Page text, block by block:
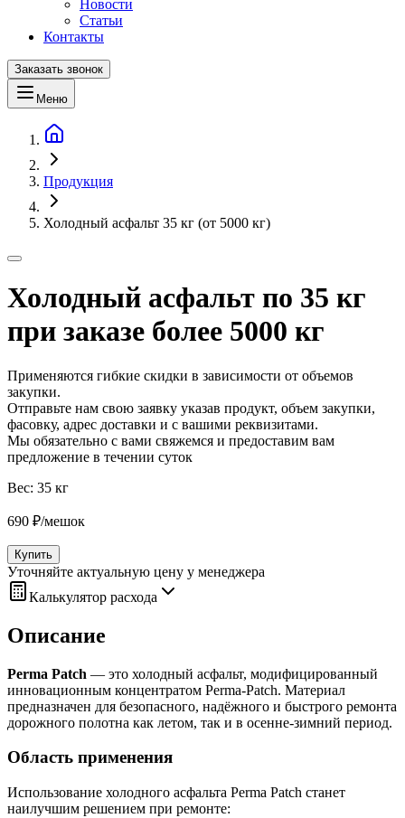
Новости
Статьи
Контакты
Заказать звонок
Меню
Продукция
Холодный асфальт 35 кг (от 5000 кг)
Холодный асфальт по 35 кг
при заказе более 5000 кг
Применяются гибкие скидки в зависимости от объемов
закупки.
Отправьте нам свою заявку указав продукт, объем закупки,
фасовку, адрес доставки и с вашими реквизитами.
Мы обязательно с вами свяжемся и предоставим вам
предложение в течении суток
Вес: 35 кг
690 ₽/мешок
Купить
Уточняйте актуальную цену у менеджера
Калькулятор расхода
Описание
Perma Patch — это холодный асфальт, модифицированный
инновационным концентратом Perma‑Patch. Материал
предназначен для безопасного, надёжного и быстрого ремонта
дорожного полотна как летом, так и в осенне‑зимний период.
Область применения
Использование холодного асфальта Perma Patch станет
наилучшим решением при ремонте: